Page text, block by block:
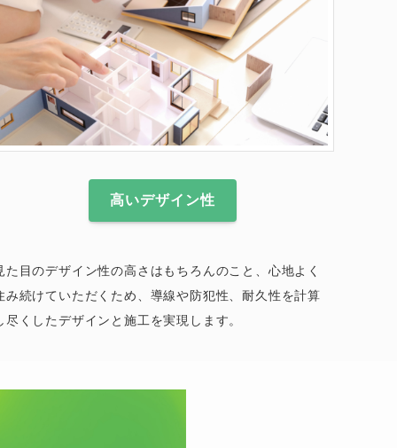
高いデザイン性
た目のデザイン性の高さはもちろんのこと、心地よく
み続けていただくため、導線や防犯性、耐久性を計算
尽くしたデザインと施工を実現します。